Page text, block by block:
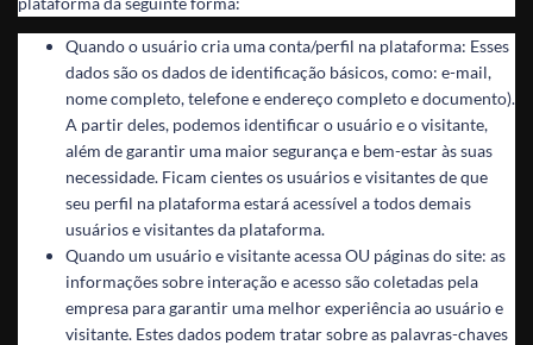
Quando o usuário cria uma conta/perfil na plataforma: Esses
dados são os dados de identificação básicos, como: e-mail,
nome completo, telefone e endereço completo e documento).
A partir deles, podemos identificar o usuário e o visitante,
além de garantir uma maior segurança e bem-estar às suas
necessidade. Ficam cientes os usuários e visitantes de que
seu perfil na plataforma estará acessível a todos demais
usuários e visitantes da plataforma.
Quando um usuário e visitante acessa OU páginas do site: as
informações sobre interação e acesso são coletadas pela
empresa para garantir uma melhor experiência ao usuário e
visitante. Estes dados podem tratar sobre as palavras-chaves